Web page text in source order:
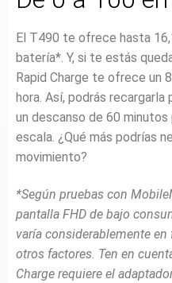
El T490 te ofrece hasta
batería*. Y, si te estás
Rapid Charge te ofrece un
hora. Así, podrás recargarla
un descanso de 60
escala. ¿Qué más podrías
movimiento?
*Según pruebas con
pantalla FHD de bajo
varía considerablemente
otros factores. Ten en
Charge requiere el